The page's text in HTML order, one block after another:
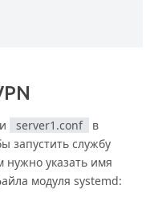
server1.conf
в
запустить службу
нужно указать имя
модуля systemd: